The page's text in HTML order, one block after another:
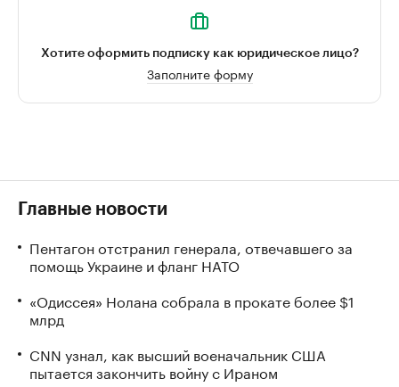
Хотите оформить подписку как юридическое лицо?
Заполните форму
Главные новости
Пентагон отстранил генерала, отвечавшего за
помощь Украине и фланг НАТО
«Одиссея» Нолана собрала в прокате более $1
млрд
CNN узнал, как высший военачальник США
пытается закончить войну с Ираном